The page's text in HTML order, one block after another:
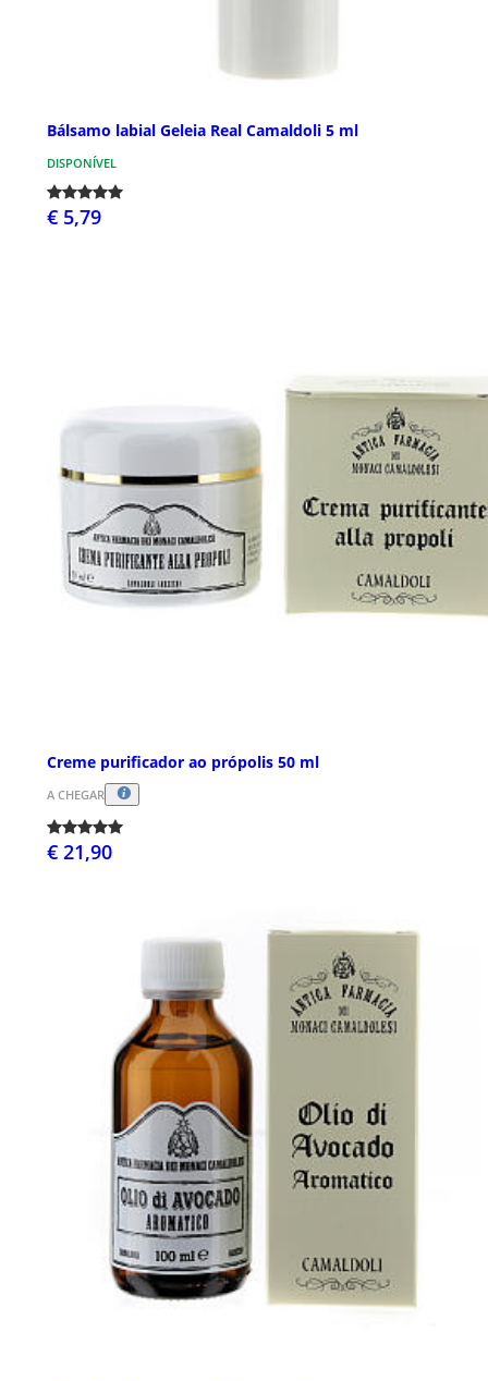
Bálsamo labial Geleia Real Camaldoli 5 ml
DISPONÍVEL
€ 5,79
Creme purificador ao própolis 50 ml
A CHEGAR
€ 21,90